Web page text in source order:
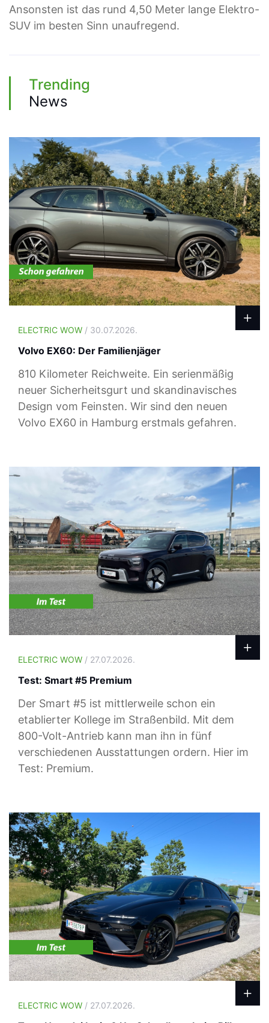
Ansonsten ist das rund 4,50 Meter lange Elektro-
SUV im besten Sinn unaufregend.
Trending
News
ELECTRIC WOW / 30.07.2026.
Volvo EX60: Der Familienjäger
810 Kilometer Reichweite. Ein serienmäßig
neuer Sicherheitsgurt und skandinavisches
Design vom Feinsten. Wir sind den neuen
Volvo EX60 in Hamburg erstmals gefahren.
ELECTRIC WOW / 27.07.2026.
Test: Smart #5 Premium
Der Smart #5 ist mittlerweile schon ein
etablierter Kollege im Straßenbild. Mit dem
800-Volt-Antrieb kann man ihn in fünf
verschiedenen Ausstattungen ordern. Hier im
Test: Premium.
ELECTRIC WOW / 27.07.2026.